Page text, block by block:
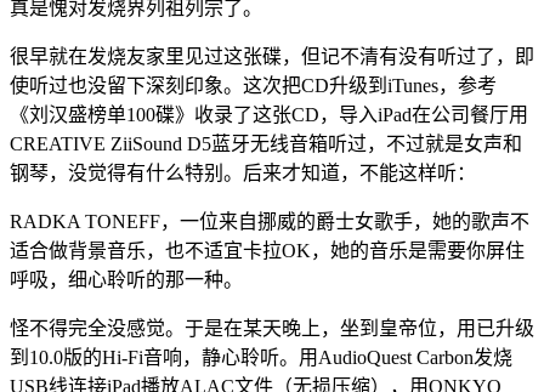
真是愧对发烧界列祖列宗了。
很早就在发烧友家里见过这张碟，但记不清有没有听过了，即
使听过也没留下深刻印象。这次把CD升级到iTunes，参考
《刘汉盛榜单100碟》收录了这张CD，导入iPad在公司餐厅用
CREATIVE ZiiSound D5蓝牙无线音箱听过，不过就是女声和
钢琴，没觉得有什么特别。后来才知道，不能这样听：
RADKA TONEFF，一位来自挪威的爵士女歌手，她的歌声不
适合做背景音乐，也不适宜卡拉OK，她的音乐是需要你屏住
呼吸，细心聆听的那一种。
怪不得完全没感觉。于是在某天晚上，坐到皇帝位，用已升级
到10.0版的Hi-Fi音响，静心聆听。用AudioQuest Carbon发烧
USB线连接iPad播放ALAC文件（无损压缩），用ONKYO